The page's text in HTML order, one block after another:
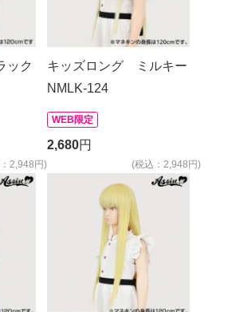
ック
2,948円)
キッズロング ミルキー
NMLK-124
WEB限定
2,680円
(税込：2,948円)